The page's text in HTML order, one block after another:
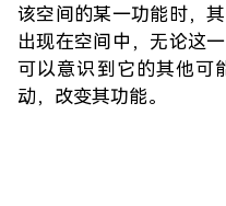
该空间的某一功能时，
出现在空间中，无论这
可以意识到它的其他可
动，改变其功能。